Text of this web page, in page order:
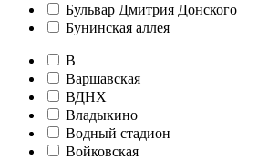
Бульвар Дмитрия Донского
Бунинская аллея
В
Варшавская
ВДНХ
Владыкино
Водный стадион
Войковская